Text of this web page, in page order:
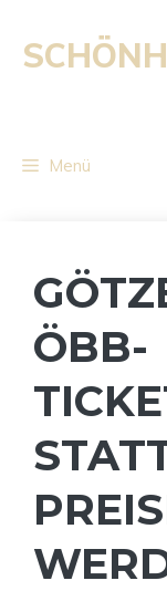
Inhalt
springen
Menü
ÖBB-